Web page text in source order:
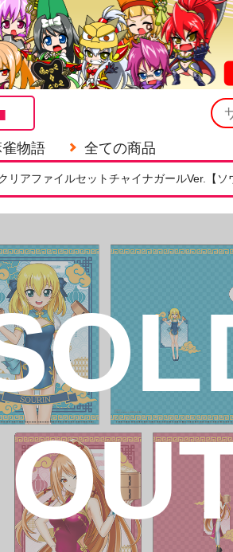
雀物語 全ての商品
リアファイルセットチャイナガールVer.【